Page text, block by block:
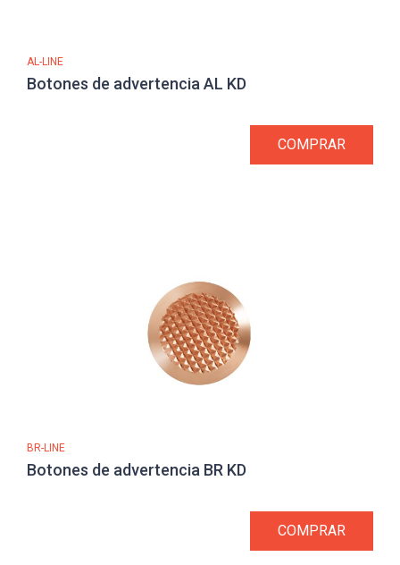
AL-LINE
Botones de advertencia AL KD
COMPRAR
BR-LINE
Botones de advertencia BR KD
COMPRAR